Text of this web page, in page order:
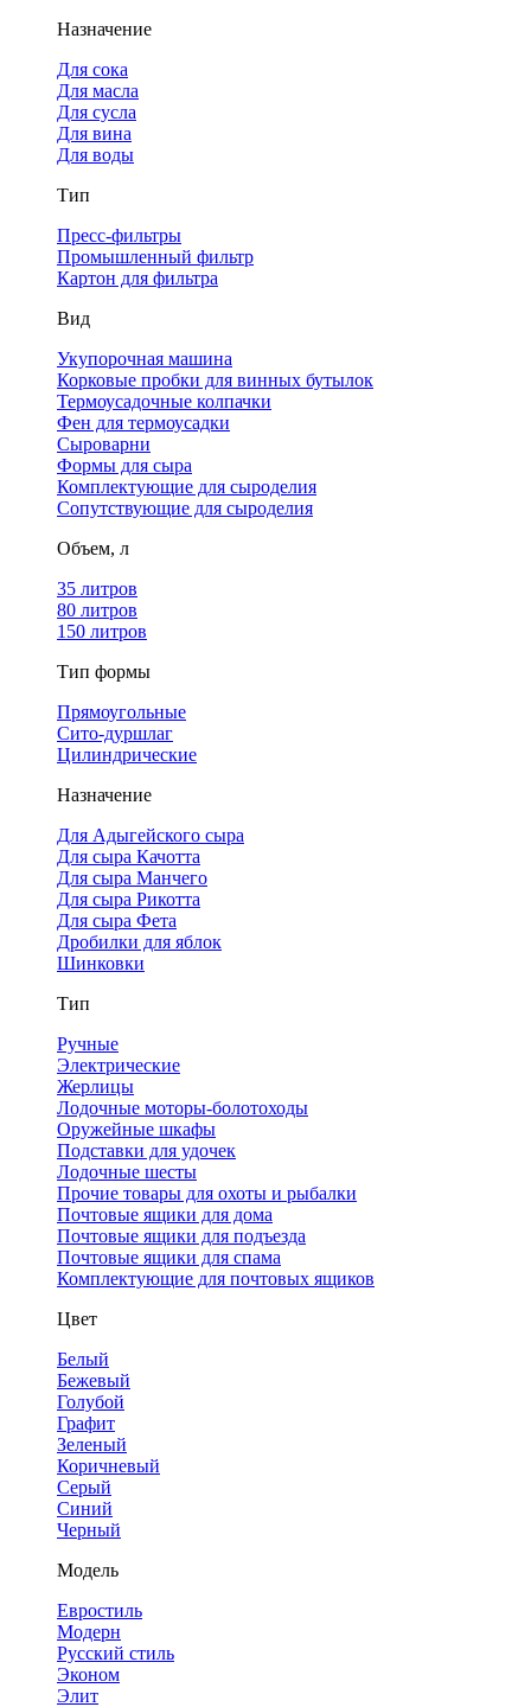
Назначение
Для сока
Для масла
Для сусла
Для вина
Для воды
Тип
Пресс-фильтры
Промышленный фильтр
Картон для фильтра
Вид
Укупорочная машина
Корковые пробки для винных бутылок
Термоусадочные колпачки
Фен для термоусадки
Сыроварни
Формы для сыра
Комплектующие для сыроделия
Сопутствующие для сыроделия
Объем, л
35 литров
80 литров
150 литров
Тип формы
Прямоугольные
Сито-дуршлаг
Цилиндрические
Назначение
Для Адыгейского сыра
Для сыра Качотта
Для сыра Манчего
Для сыра Рикотта
Для сыра Фета
Дробилки для яблок
Шинковки
Тип
Ручные
Электрические
Жерлицы
Лодочные моторы-болотоходы
Оружейные шкафы
Подставки для удочек
Лодочные шесты
Прочие товары для охоты и рыбалки
Почтовые ящики для дома
Почтовые ящики для подъезда
Почтовые ящики для спама
Комплектующие для почтовых ящиков
Цвет
Белый
Бежевый
Голубой
Графит
Зеленый
Коричневый
Серый
Синий
Черный
Модель
Евростиль
Модерн
Русский стиль
Эконом
Элит